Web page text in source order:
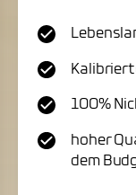
100%
hoher
dem